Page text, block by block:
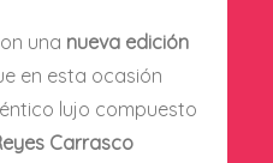
una nueva edición
en esta ocasión
lujo compuesto
Carrasco